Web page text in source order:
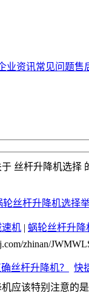
业资讯常见问题售
于 丝杆升降机选择
轮丝杆升降机选择
速机 | 蜗轮丝杆升降
zhinan/
丝杆升降机？
快
应该特别注意的